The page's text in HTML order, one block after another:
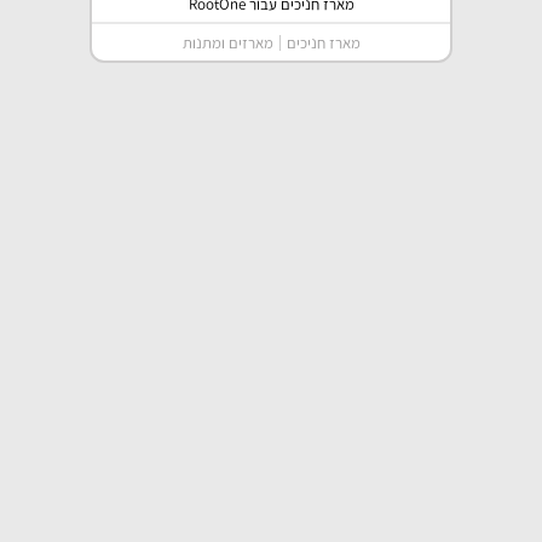
מארז חניכים עבור RootOne
מארז חניכים מארזים ומתנות